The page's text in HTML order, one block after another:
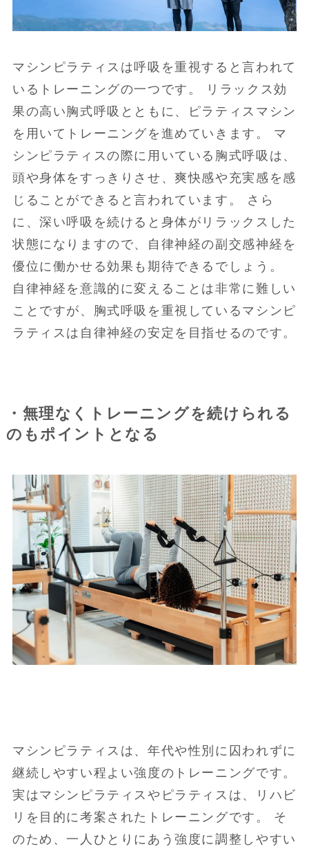
マシンピラティスは呼吸を重視すると言われて
いるトレーニングの一つです。 リラックス効
果の高い胸式呼吸とともに、ピラティスマシン
を用いてトレーニングを進めていきます。 マ
シンピラティスの際に用いている胸式呼吸は、
頭や身体をすっきりさせ、爽快感や充実感を感
じることができると言われています。 さら
に、深い呼吸を続けると身体がリラックスした
状態になりますので、自律神経の副交感神経を
優位に働かせる効果も期待できるでしょう。
自律神経を意識的に変えることは非常に難しい
ことですが、胸式呼吸を重視しているマシンピ
ラティスは自律神経の安定を目指せるのです。
・無理なくトレーニングを続けられる
のもポイントとなる
マシンピラティスは、年代や性別に囚われずに
継続しやすい程よい強度のトレーニングです。
実はマシンピラティスやピラティスは、リハビ
リを目的に考案されたトレーニングです。 そ
のため、一人ひとりにあう強度に調整しやすい